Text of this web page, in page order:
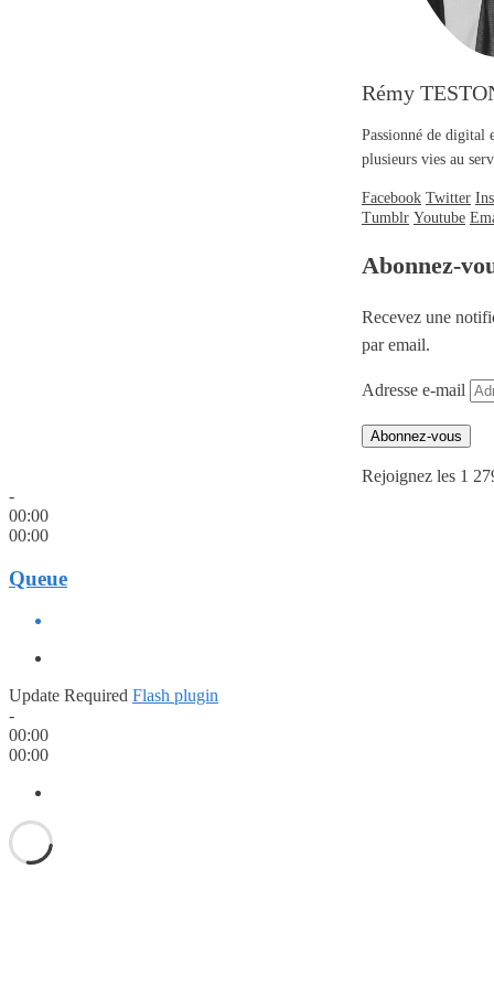
Rémy
Passionné de digital
plusieurs vies au
Facebook Twitter
Tumblr Youtube
Abonnez-
Recevez une
par email.
Adresse e-mail
Abonnez-vous
Rejoignez les 1
-
00:00
00:00
Queue
Update Required Flash plugin
-
00:00
00:00